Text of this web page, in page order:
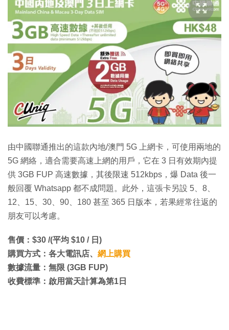
由中國聯通推出的這款內地/澳門 5G 上網卡，可使用兩地的
5G 網絡，適合需要高速上網的用戶，它在 3 日有效期內提
供 3GB FUP 高速數據，其後限速 512kbps，爆 Data 後一
般回覆 Whatsapp 都不成問題。此外，這張卡另設 5、8、
12、15、30、90、180 甚至 365 日版本，若果經常往返的
朋友可以考慮。
售價：$30 /(平均 $10 / 日)
購買方式：各大電訊店、 網上購買
數據流量：無限 (3GB FUP)
收費標準：啟用當天計算為第1日